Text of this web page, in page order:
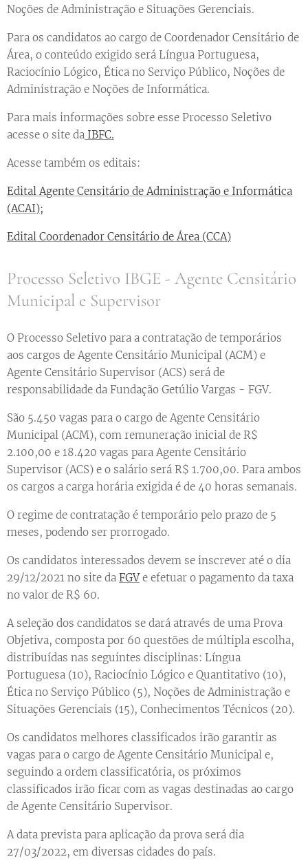
Noções de Administração e Situações Gerenciais.
Para os candidatos ao cargo de Coordenador Censitário de
Área, o conteúdo exigido será Língua Portuguesa,
Raciocínio Lógico, Ética no Serviço Público, Noções de
Administração e Noções de Informática.
Para mais informações sobre esse Processo Seletivo
acesse o site da IBFC.
Acesse também os editais:
Edital Agente Censitário de Administração e Informática
(ACAI);
Edital Coordenador Censitário de Área (CCA)
Processo Seletivo IBGE - Agente Censitário
Municipal e Supervisor
O Processo Seletivo para a contratação de temporários
aos cargos de Agente Censitário Municipal (ACM) e
Agente Censitário Supervisor (ACS) será de
responsabilidade da Fundação Getúlio Vargas - FGV.
São 5.450 vagas para o cargo de Agente Censitário
Municipal (ACM), com remuneração inicial de R$
2.100,00 e 18.420 vagas para Agente Censitário
Supervisor (ACS) e o salário será R$ 1.700,00. Para ambos
os cargos a carga horária exigida é de 40 horas semanais.
O regime de contratação é temporário pelo prazo de 5
meses, podendo ser prorrogado.
Os candidatos interessados devem se inscrever até o dia
29/12/2021 no site da FGVe efetuar o pagamento da taxa
no valor de R$ 60.
A seleção dos candidatos se dará através de uma Prova
Objetiva, composta por 60 questões de múltipla escolha,
distribuídas nas seguintes disciplinas: Língua
Portuguesa (10), Raciocínio Lógico e Quantitativo (10),
Ética no Serviço Público (5), Noções de Administração e
Situações Gerenciais (15), Conhecimentos Técnicos (20).
Os candidatos melhores classificados irão garantir as
vagas para o cargo de Agente Censitário Municipal e,
seguindo a ordem classificatória, os próximos
classificados irão ficar com as vagas destinadas ao cargo
de Agente Censitário Supervisor.
A data prevista para aplicação da prova será dia
27/03/2022, em diversas cidades do país.